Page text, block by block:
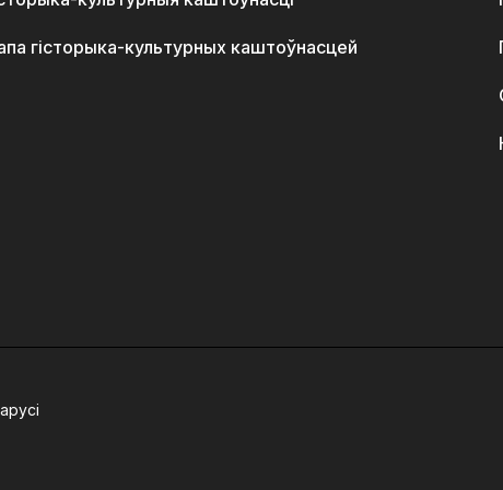
гісторыка-культурных каштоўнасцей